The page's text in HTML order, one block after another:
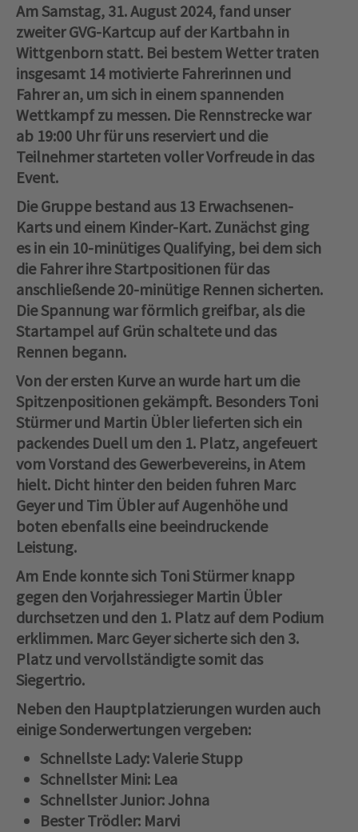
Am Samstag, 31. August 2024, fand unser
zweiter GVG-Kartcup auf der Kartbahn in
Wittgenborn statt. Bei bestem Wetter traten
insgesamt 14 motivierte Fahrerinnen und
Fahrer an, um sich in einem spannenden
Wettkampf zu messen. Die Rennstrecke war
ab 19:00 Uhr für uns reserviert und die
Teilnehmer starteten voller Vorfreude in das
Event.
Die Gruppe bestand aus 13 Erwachsenen-
Karts und einem Kinder-Kart. Zunächst ging
es in ein 10-minütiges Qualifying, bei dem sich
die Fahrer ihre Startpositionen für das
anschließende 20-minütige Rennen sicherten.
Die Spannung war förmlich greifbar, als die
Startampel auf Grün schaltete und das
Rennen begann.
Von der ersten Kurve an wurde hart um die
Spitzenpositionen gekämpft. Besonders Toni
Stürmer und Martin Übler lieferten sich ein
packendes Duell um den 1. Platz, angefeuert
vom Vorstand des Gewerbevereins, in Atem
hielt. Dicht hinter den beiden fuhren Marc
Geyer und Tim Übler auf Augenhöhe und
boten ebenfalls eine beeindruckende
Leistung.
Am Ende konnte sich Toni Stürmer knapp
gegen den Vorjahressieger Martin Übler
durchsetzen und den 1. Platz auf dem Podium
erklimmen. Marc Geyer sicherte sich den 3.
Platz und vervollständigte somit das
Siegertrio.
Neben den Hauptplatzierungen wurden auch
einige Sonderwertungen vergeben:
Schnellste Lady: Valerie Stupp
Schnellster Mini: Lea
Schnellster Junior: Johna
Bester Trödler: Marvi